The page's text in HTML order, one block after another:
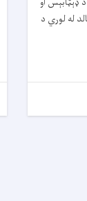
له لوري د